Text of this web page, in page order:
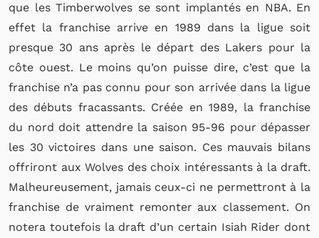
que les Timberwolves se sont implantés en NBA. En
effet la franchise arrive en 1989 dans la ligue soit
presque 30 ans après le départ des Lakers pour la
côte ouest. Le moins qu’on puisse dire, c’est que la
franchise n’a pas connu pour son arrivée dans la ligue
des débuts fracassants. Créée en 1989, la franchise
du nord doit attendre la saison 95-96 pour dépasser
les 30 victoires dans une saison. Ces mauvais bilans
offriront aux Wolves des choix intéressants à la draft.
Malheureusement, jamais ceux-ci ne permettront à la
franchise de vraiment remonter aux classement. On
notera toutefois la draft d’un certain Isiah Rider dont